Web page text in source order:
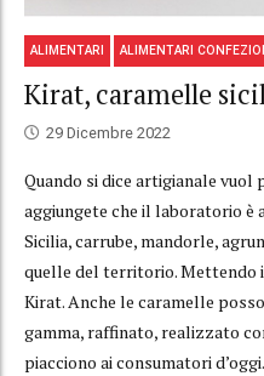
ALIMENTARI ALIMENTARI
Kirat, caramelle
29 Dicembre 2022
Quando si dice artigianale
aggiungete che il laboratorio è
Sicilia, carrube, mandorle,
quelle del territorio. Mettendo
Kirat. Anche le caramelle
gamma, raffinato, realizzato
piacciono ai consumatori